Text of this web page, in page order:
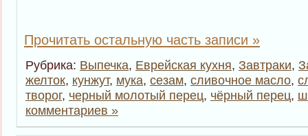
Прочитать остальную часть записи »
Рубрика: Выпечка, Еврейская кухня, Завтраки,
желток, кунжут, мука, сезам, сливочное масло,
творог, черный молотый перец, чёрный перец,
комментариев »